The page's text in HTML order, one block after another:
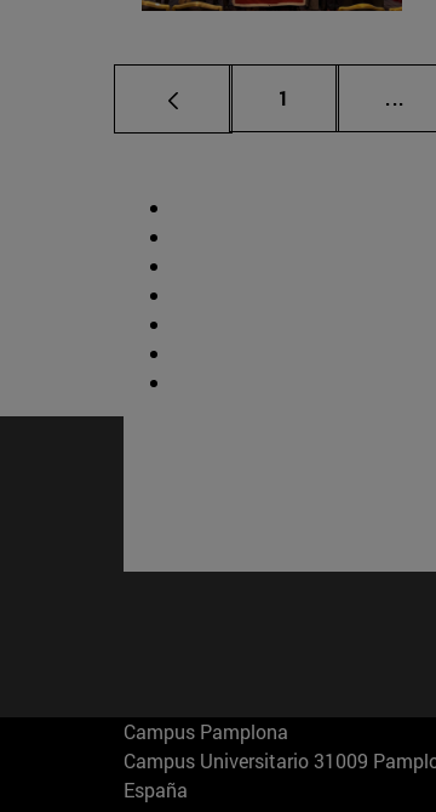
Página
1 ...
Campus Pamplona
Campus Universitario 31009
España